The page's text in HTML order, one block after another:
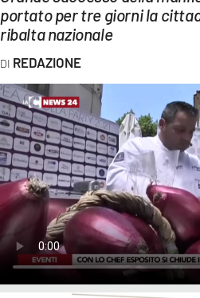
LAC ONAIR
Network
LACPLAY.IT
LACTV.IT
LACONAIR.IT
LACITYMAG.IT
ILREGGINO.IT
COSENZACHANNEL.IT
portato per tre giorni la
ribalta nazionale
REDAZIONE